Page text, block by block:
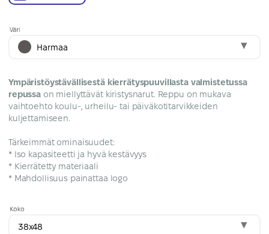
Harmaa
Väri
Ympäristöystävällisestä kierrätyspuuvillasta valmistetussa
repussa on miellyttävät kiristysnarut. Reppu on mukava
vaihtoehto koulu-, urheilu- tai päiväkotitarvikkeiden
kuljettamiseen.
Tärkeimmät ominaisuudet:
* Iso kapasiteetti ja hyvä kestävyys
* Kierrätetty materiaali
* Mahdollisuus painattaa logo
38x48
Koko